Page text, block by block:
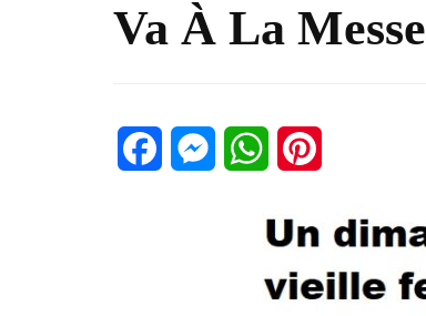
Va À La Messe
FacebookMessengerWhatsApp